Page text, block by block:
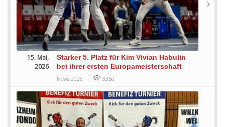
15. Mai,
2026
Starker 5. Platz für Kim Vivian Habulin
bei ihrer ersten Europameisterschaft
News 2026 3350